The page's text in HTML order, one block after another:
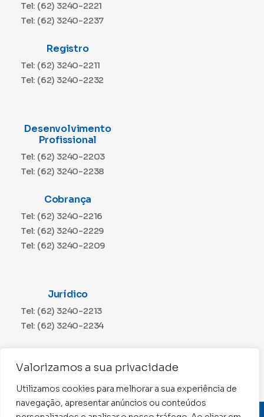
Valorizamos a sua privacidade
Utilizamos cookies para melhorar a sua experiência de
navegação, apresentar anúncios ou conteúdos
Tel: (62) 3240-2221
Tel: (62) 3240-2237
Registro
Tel: (62) 3240-2211
Tel: (62) 3240-2232
Desenvolvimento
Profissional
Tel: (62) 3240-2203
Tel: (62) 3240-2238
Cobrança
Tel: (62) 3240-2216
Tel: (62) 3240-2229
Tel: (62) 3240-2209
Jurídico
Tel: (62) 3240-2213
Tel: (62) 3240-2234
Tel: (62) 3240-2230